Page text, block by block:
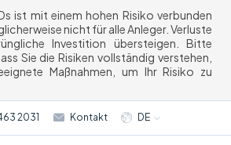
ist mit einem hohen Risiko verbunden
nicht für alle Anleger. Verluste
Investition übersteigen. Bitte
Sie die Risiken vollständig verstehen,
Maßnahmen, um Ihr Risiko zu
2031 Kontakt DE